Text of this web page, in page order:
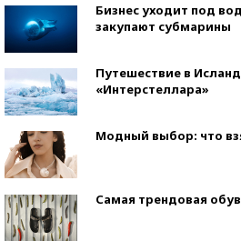
Бизнес уходит под
закупают субмарины
Путешествие в
«Интерстеллара»
Модный выбор: что
Самая трендовая